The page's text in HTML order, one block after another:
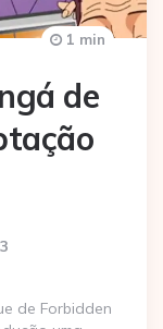
de
1 min
de Forbidden